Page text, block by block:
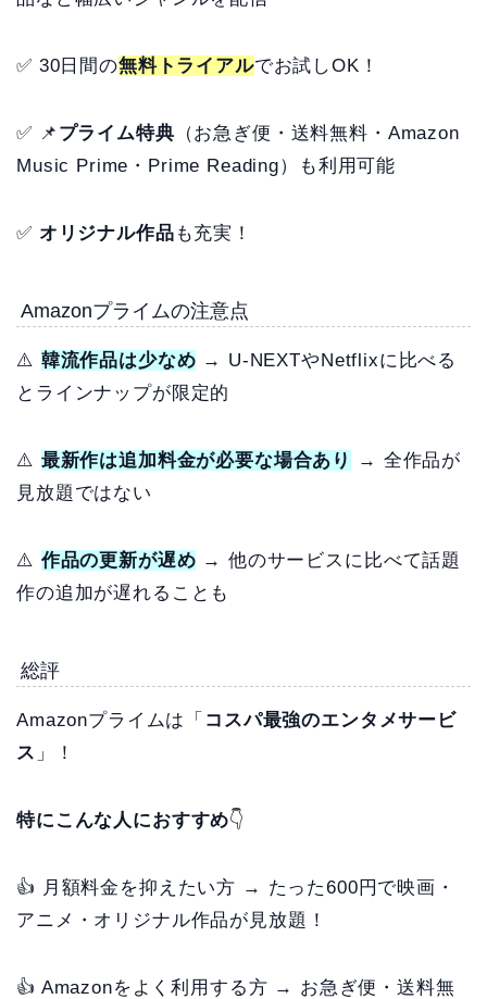
✅ 30日間の無料トライアルでお試しOK！
✅ 📌 プライム特典 （お急ぎ便・送料無料・Amazon
Music Prime・Prime Reading）も利用可能
✅ オリジナル作品 も充実！
Amazonプライムの注意点
⚠️ 韓流作品は少なめ → U-NEXTやNetflixに比べる
とラインナップが限定的
⚠️ 最新作は追加料金が必要な場合あり
→ 全作品が
見放題ではない
⚠️ 作品の更新が遅め → 他のサービスに比べて話題
作の追加が遅れることも
総評
Amazonプライムは「 コスパ最強のエンタメサービ
ス 」！
特にこんな人におすすめ👇
👍 月額料金を抑えたい方 → たった600円で映画・
アニメ・オリジナル作品が見放題！
👍 Amazonをよく利用する方 → お急ぎ便・送料無